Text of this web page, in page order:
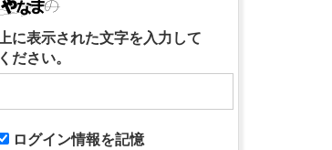
上に表示された文字を入力して
ください。
ログイン情報を記憶